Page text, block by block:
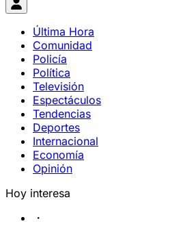
Última Hora
Comunidad
Policía
Política
Televisión
Espectáculos
Tendencias
Deportes
Internacional
Economía
Opinión
Hoy interesa